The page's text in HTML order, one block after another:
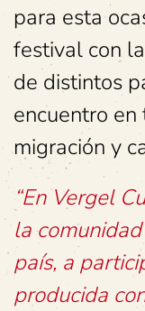
para esta
festival con
de distintos
encuentro
migración y
“En Vergel
la
país, a
producida